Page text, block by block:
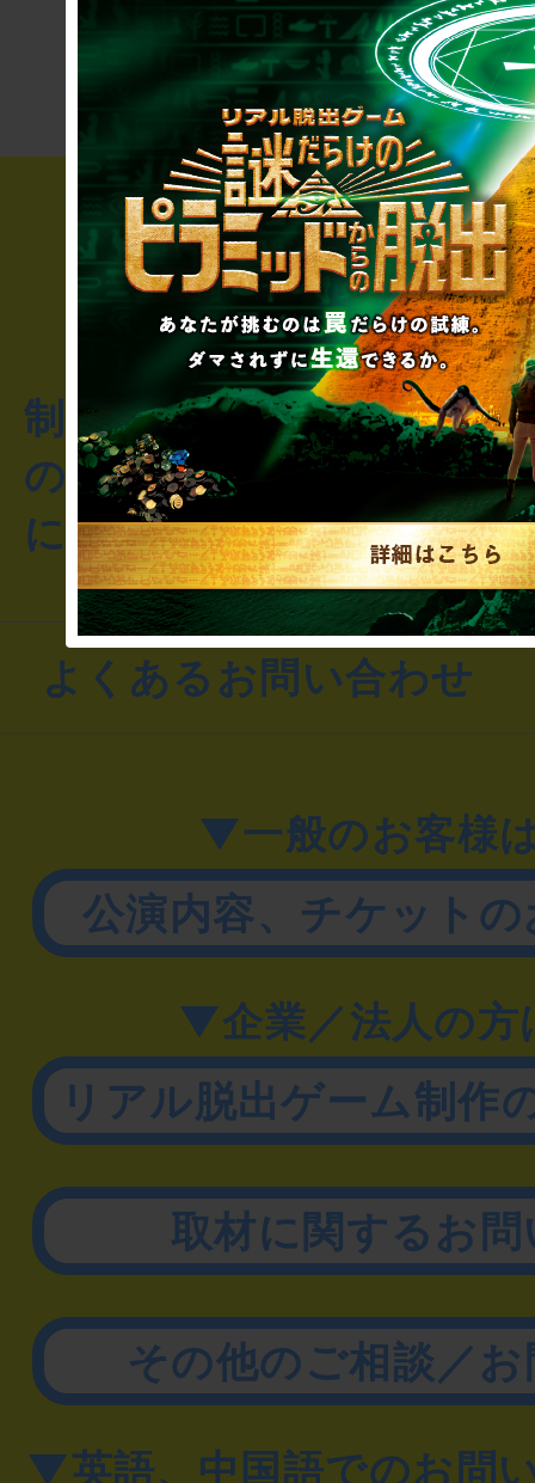
りませんか
き”!?
制作のご相談・コラボレ
のお客様からのご質問や
にお問い合わせください
よくあるお問い合わせ
▼一般のお客様
公演内容、チケット
▼企業／法人の方
リアル脱出ゲーム制作
取材に関するお
その他のご相談／
▼英語、中国語でのお問